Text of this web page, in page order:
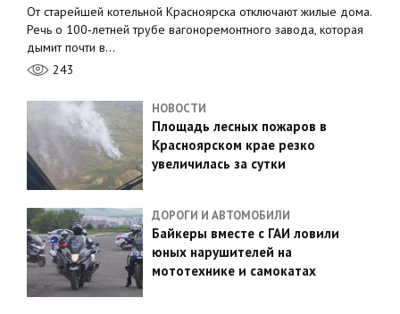
От старейшей котельной Красноярска отключают жилые дома.
Речь о 100‑летней трубе вагоноремонтного завода, которая
дымит почти в…
243
НОВОСТИ
Площадь лесных пожаров в
Красноярском крае резко
увеличилась за сутки
ДОРОГИ И АВТОМОБИЛИ
Байкеры вместе с ГАИ ловили
юных нарушителей на
мототехнике и самокатах